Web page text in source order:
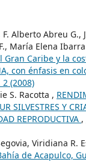
Alberto Abreu G.,
María Elena
Caribe y la
con énfasis en
(2008)
S. Racotta ,
SILVESTRES Y
REPRODUCTIVA ,
Viridiana R.
de Acapulco,